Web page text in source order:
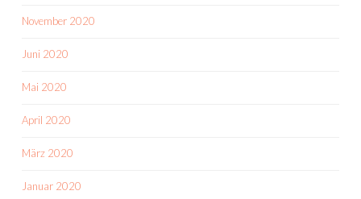
November 2020
Juni 2020
Mai 2020
April 2020
März 2020
Januar 2020